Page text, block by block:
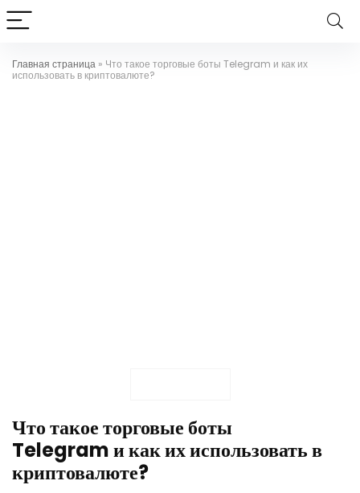
Главная страница » Что такое торговые боты Telegram и как их
использовать в криптовалюте?
Что такое торговые боты
Telegram и как их использовать в
криптовалюте?